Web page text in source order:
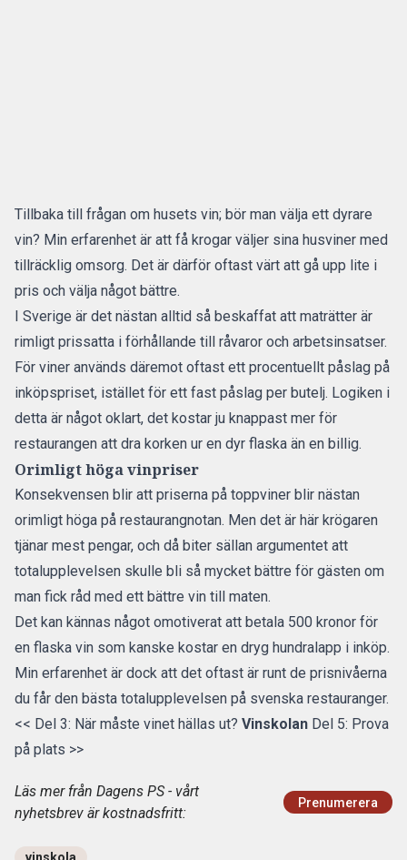
Tillbaka till frågan om husets vin; bör man välja ett dyrare
vin? Min erfarenhet är att få krogar väljer sina husviner med
tillräcklig omsorg. Det är därför oftast värt att gå upp lite i
pris och välja något bättre.
I Sverige är det nästan alltid så beskaffat att maträtter är
rimligt prissatta i förhållande till råvaror och arbetsinsatser.
För viner används däremot oftast ett procentuellt påslag på
inköpspriset, istället för ett fast påslag per butelj. Logiken i
detta är något oklart, det kostar ju knappast mer för
restaurangen att dra korken ur en dyr flaska än en billig.
Orimligt höga vinpriser
Konsekvensen blir att priserna på toppviner blir nästan
orimligt höga på restaurangnotan. Men det är här krögaren
tjänar mest pengar, och då biter sällan argumentet att
totalupplevelsen skulle bli så mycket bättre för gästen om
man fick råd med ett bättre vin till maten.
Det kan kännas något omotiverat att betala 500 kronor för
en flaska vin som kanske kostar en dryg hundralapp i inköp.
Min erfarenhet är dock att det oftast är runt de prisnivåerna
du får den bästa totalupplevelsen på svenska restauranger.
<< Del 3: När måste vinet hällas ut? Vinskolan Del 5: Prova
på plats >>
Läs mer från Dagens PS - vårt
nyhetsbrev är kostnadsfritt:
Prenumerera